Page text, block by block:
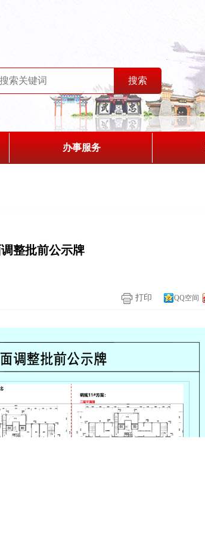
办事服务
整批前公示牌
打印 QQ空间